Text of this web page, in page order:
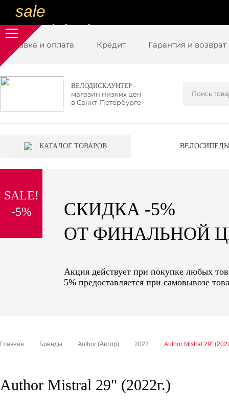
sale
special price
sale
низкие цены
вот дешево
special price
sale
надо брать
sale
Доставка и оплата Кредит Гарантия и возврат
ВЕЛОДИСКАУНТЕР -
магазин низких цен
в Санкт-Петербурге
КАТАЛОГ ТОВАРОВ
SALE!
-5%
СКИДКА -5%
ОТ ФИНАЛЬНОЙ
Акция действует при покупке любых
5% предоставляется при самовывозе
Главная Бренды Author (Автор) 2022 Author Mistral 29"
Author Mistral 29" (2022г.)